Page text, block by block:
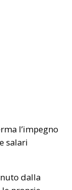
l’impegno
salari
dalla